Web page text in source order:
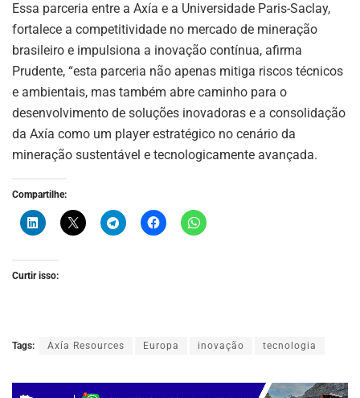
Essa parceria entre a Axía e a Universidade Paris-Saclay,
fortalece a competitividade no mercado de mineração
brasileiro e impulsiona a inovação contínua, afirma
Prudente, “esta parceria não apenas mitiga riscos técnicos
e ambientais, mas também abre caminho para o
desenvolvimento de soluções inovadoras e a consolidação
da Axía como um player estratégico no cenário da
mineração sustentável e tecnologicamente avançada.
Compartilhe:
Curtir isso:
Tags: Axía Resources Europa inovação tecnologia